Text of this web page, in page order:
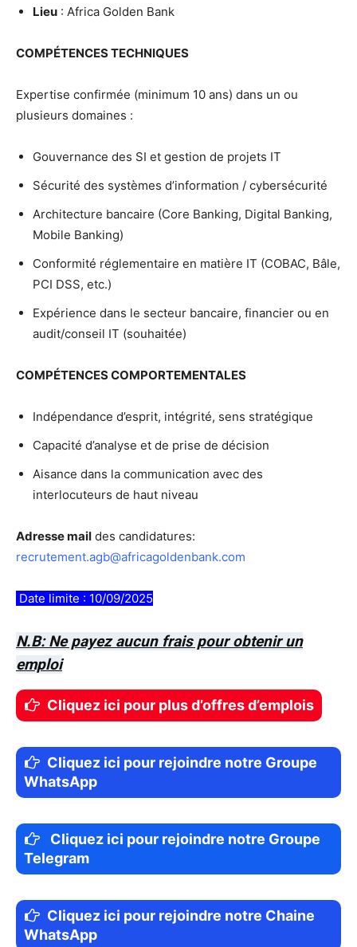
Lieu : Africa Golden Bank
COMPÉTENCES TECHNIQUES
Expertise confirmée (minimum 10 ans) dans un ou
plusieurs domaines :
Gouvernance des SI et gestion de projets IT
Sécurité des systèmes d’information / cybersécurité
Architecture bancaire (Core Banking, Digital Banking,
Mobile Banking)
Conformité réglementaire en matière IT (COBAC, Bâle,
PCI DSS, etc.)
Expérience dans le secteur bancaire, financier ou en
audit/conseil IT (souhaitée)
COMPÉTENCES COMPORTEMENTALES
Indépendance d’esprit, intégrité, sens stratégique
Capacité d’analyse et de prise de décision
Aisance dans la communication avec des
interlocuteurs de haut niveau
Adresse mail des candidatures:
recrutement.agb@africagoldenbank.com
Date limite : 10/09/2025
N.B: Ne payez aucun frais pour obtenir un
emploi
Cliquez ici pour plus d’offres d’emplois
Cliquez ici pour rejoindre notre Groupe
WhatsApp
Cliquez ici pour rejoindre notre Groupe
Telegram
Cliquez ici pour rejoindre notre Chaine
WhatsApp